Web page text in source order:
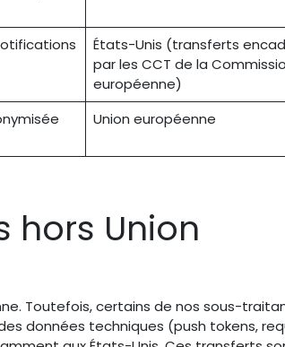
États-Unis (transferts
par les CCT de la
européenne)
Union européenne
hors Union
Toutefois, certains de nos sous-
données techniques (push tokens,